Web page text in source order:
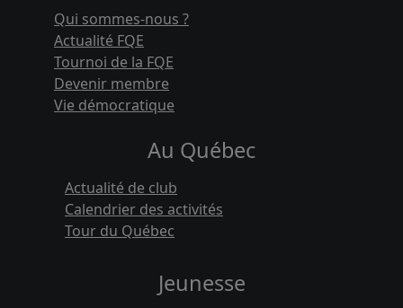
Qui sommes-nous ?
Actualité FQE
Tournoi de la FQE
Devenir membre
Vie démocratique
Au Québec
Actualité de club
Calendrier des activités
Tour du Québec
Jeunesse